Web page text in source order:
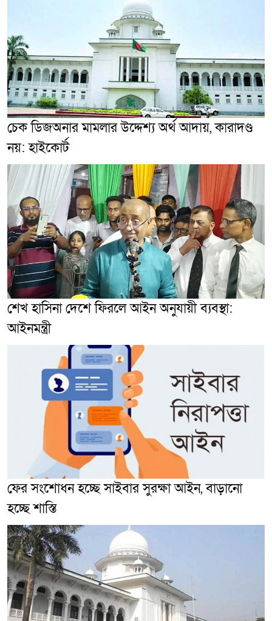
চেক ডিজঅনার মামলার উদ্দেশ্য অর্থ আদায়, কারাদণ্ড
নয়: হাইকোর্ট
শেখ হাসিনা দেশে ফিরলে আইন অনুযায়ী ব্যবস্থা:
আইনমন্ত্রী
ফের সংশোধন হচ্ছে সাইবার সুরক্ষা আইন, বাড়ানো
হচ্ছে শাস্তি